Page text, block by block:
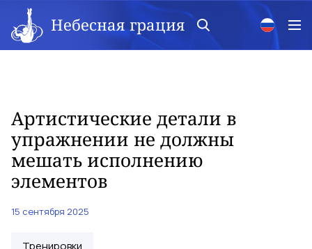
Небесная грация
Артистические детали в
упражнении не должны
мешать исполнению
элементов
15 сентября 2025
Тренировки